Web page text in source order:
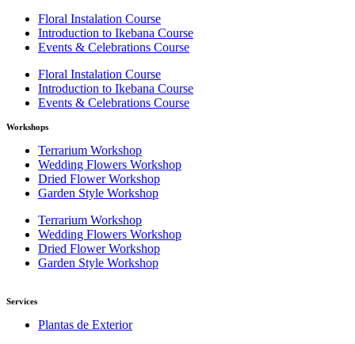
Floral Instalation Course
Introduction to Ikebana Course
Events & Celebrations Course
Floral Instalation Course
Introduction to Ikebana Course
Events & Celebrations Course
Workshops
Terrarium Workshop
Wedding Flowers Workshop
Dried Flower Workshop
Garden Style Workshop
Terrarium Workshop
Wedding Flowers Workshop
Dried Flower Workshop
Garden Style Workshop
Services
Plantas de Exterior